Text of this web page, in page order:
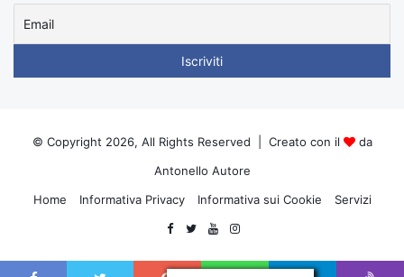
© Copyright 2026, All Rights Reserved | Creato con il
da
Antonello Autore
Home
Informativa Privacy Informativa sui Cookie Servizi